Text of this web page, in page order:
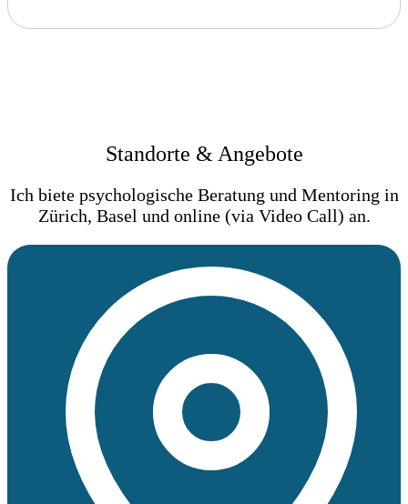
Standorte & Angebote
Ich biete psychologische Beratung und Mentoring in
Zürich, Basel und online (via Video Call) an.